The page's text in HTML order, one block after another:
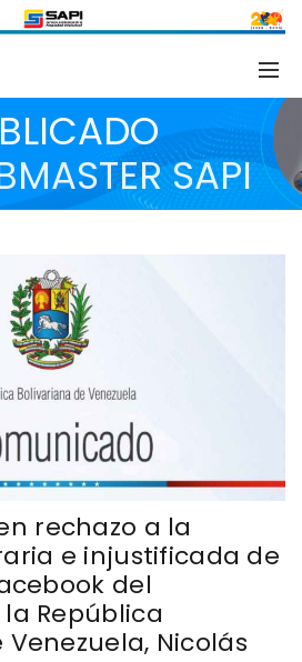
SAPI
rechazo a la
e injustificada de
del
República
Nicolás